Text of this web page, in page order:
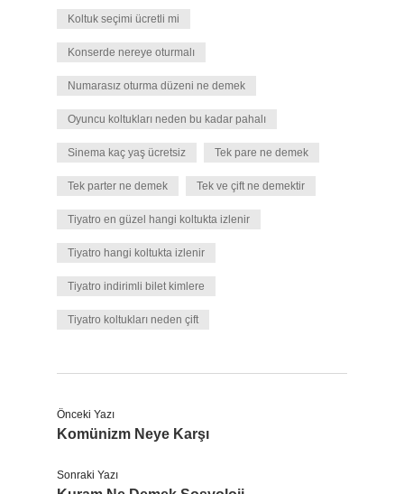
Koltuk seçimi ücretli mi
Konserde nereye oturmalı
Numarasız oturma düzeni ne demek
Oyuncu koltukları neden bu kadar pahalı
Sinema kaç yaş ücretsiz Tek pare ne demek
Tek parter ne demek Tek ve çift ne demektir
Tiyatro en güzel hangi koltukta izlenir
Tiyatro hangi koltukta izlenir
Tiyatro indirimli bilet kimlere
Tiyatro koltukları neden çift
Önceki Yazı
Komünizm Neye Karşı
Sonraki Yazı